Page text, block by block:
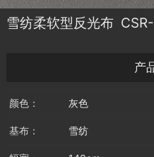
雪纺柔软型反光布
产
颜色： 灰色
基布： 雪纺